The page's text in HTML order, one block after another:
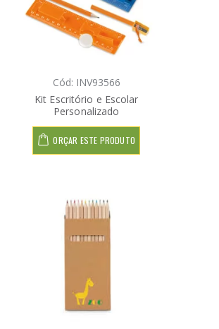
Cód: INV93566
Kit Escritório e Escolar
Personalizado
ORÇAR ESTE PRODUTO